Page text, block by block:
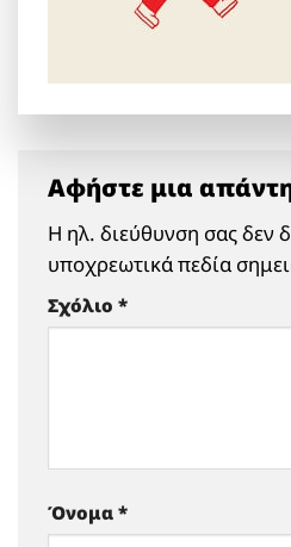
Αφήστε μια
Η ηλ. διεύθυνση σας δεν
υποχρεωτικά πεδία
Σχόλιο *
Όνομα *